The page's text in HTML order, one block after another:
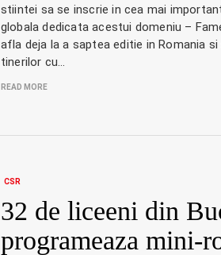
stiintei sa se inscrie in cea mai
globala dedicata acestui domeniu –
afla deja la a saptea editie in Romania
tinerilor cu…
READ MORE
CSR
32 de liceeni din
programeaza mini-